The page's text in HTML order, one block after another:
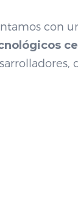
con